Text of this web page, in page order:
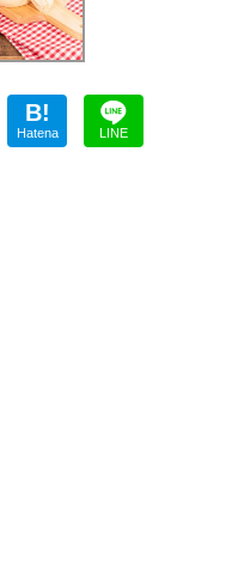
B!
Hatena LINE